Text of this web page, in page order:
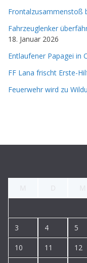
Frontalzusammenstoß
Fahrzeuglenker
18. Januar 2026
Entlaufener Papagei in
FF Lana frischt Erste-
Feuerwehr wird zu
3 4 5
10 11 12